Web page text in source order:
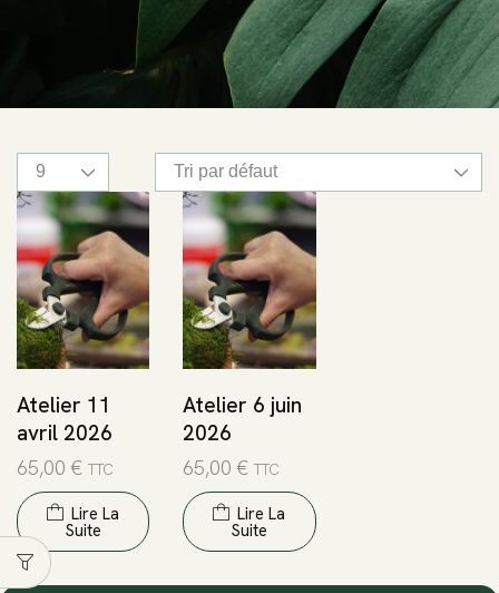
Atelier 11
avril 2026
65,00 € TTC
Lire La
Suite
Atelier 6 juin
2026
65,00€ TTC
Lire La
Suite